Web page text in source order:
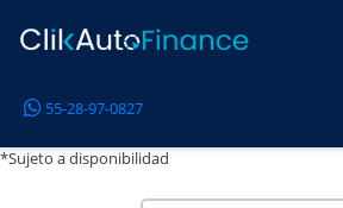
55-28-97-0827
*Sujeto a disponibilidad